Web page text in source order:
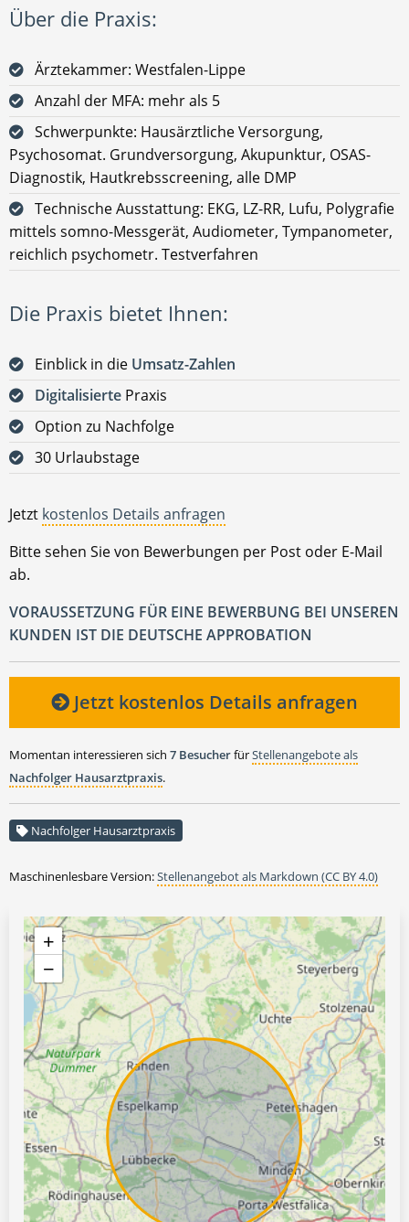
Über die Praxis:
Ärztekammer: Westfalen-Lippe
Anzahl der MFA: mehr als 5
Schwerpunkte: Hausärztliche Versorgung,
Psychosomat. Grundversorgung, Akupunktur, OSAS-
Diagnostik, Hautkrebsscreening, alle DMP
Technische Ausstattung: EKG, LZ-RR, Lufu, Polygrafie
mittels somno-Messgerät, Audiometer, Tympanometer,
reichlich psychometr. Testverfahren
Die Praxis bietet Ihnen:
Einblick in die Umsatz-Zahlen
Digitalisierte Praxis
Option zu Nachfolge
30 Urlaubstage
Jetzt kostenlos Details anfragen
Bitte sehen Sie von Bewerbungen per Post oder E-Mail
ab.
VORAUSSETZUNG FÜR EINE BEWERBUNG BEI UNSEREN
KUNDEN IST DIE DEUTSCHE APPROBATION
Jetzt kostenlos Details anfragen
Momentan interessieren sich 7 BesucherfürStellenangebote als
Nachfolger Hausarztpraxis.
Nachfolger Hausarztpraxis
Maschinenlesbare Version:Stellenangebot als Markdown (CC BY 4.0)
+
−